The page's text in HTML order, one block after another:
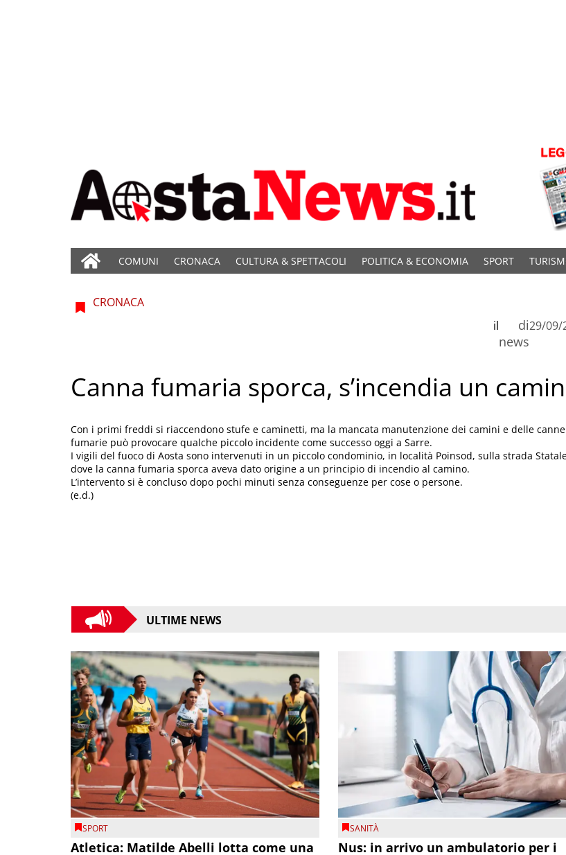
COMUNI CRONACA CULTURA & SPETTACOLI POLITICA & ECONOMIA SPORT
CRONACA
di
news
il 29/09/
Canna fumaria sporca, s’incendia un
Con i primi freddi si riaccendono stufe e caminetti, ma la mancata manutenzione dei camini e delle canne
fumarie può provocare qualche piccolo incidente come successo oggi a Sarre.
I vigili del fuoco di Aosta sono intervenuti in un piccolo condominio, in località Poinsod, sulla strada
dove la canna fumaria sporca aveva dato origine a un principio di incendio al camino.
L’intervento si è concluso dopo pochi minuti senza conseguenze per cose o persone.
(e.d.)
ULTIME NEWS
SPORT
Atletica: Matilde Abelli lotta come una
SANITÀ
Nus: in arrivo un ambulatorio per i